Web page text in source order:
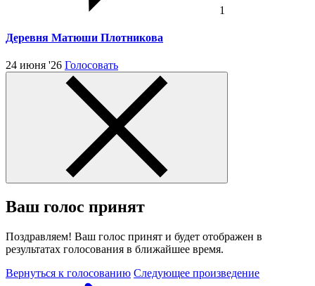
1
Деревня Матюши Плотникова
24 июня '26 Голосовать
Ваш голос принят
Поздравляем! Ваш голос принят и будет отображен в
результатах голосования в ближайшее время.
Вернуться к голосованию Следующее произведение